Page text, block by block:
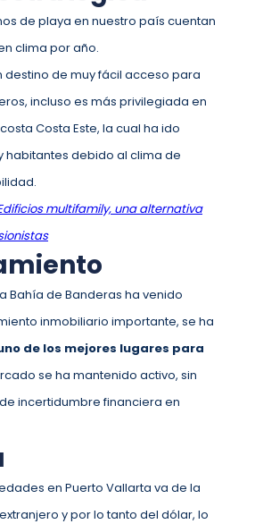
de playa en nuestro país cuentan
clima por año.
destino de muy fácil acceso para
incluso es más privilegiada en
Costa Este, la cual ha ido
habitantes debido al clima de
multifamily, una alternativa
Bahía de Banderas ha venido
inmobiliario importante, se ha
de los mejores lugares para
se ha mantenido activo, sin
incertidumbre financiera en
en Puerto Vallarta va de la
y por lo tanto del dólar, lo